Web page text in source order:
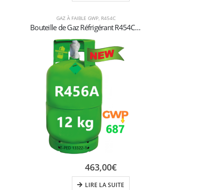
GAZ À FAIBLE GWP, R454C
Bouteille de Gaz Réfrigérant R454C – (T-PED) – Vanne W 21,7 x 1/14″ GAUCHE
463,00€
LIRE LA SUITE